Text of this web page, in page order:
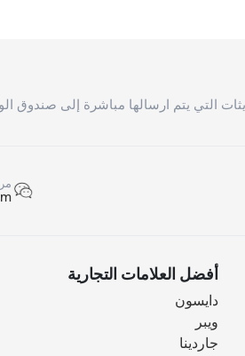
التي يتم ارسالها مباشرة إلى صندوق
أفضل العلامات التجارية
دايسون
ويبر
جاردينا